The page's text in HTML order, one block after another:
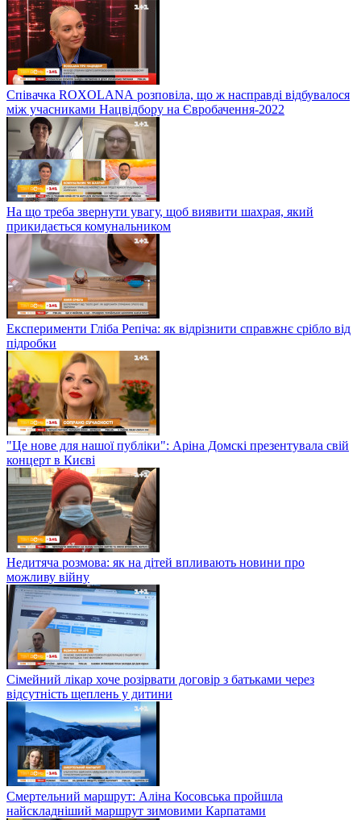
Співачка ROXOLANА розповіла, що ж насправді відбувалося
між учасниками Нацвідбору на Євробачення-2022
На що треба звернути увагу, щоб виявити шахрая, який
прикидається комунальником
Експерименти Гліба Репіча: як відрізнити справжнє срібло від
підробки
"Це нове для нашої публіки": Аріна Домскі презентувала свій
концерт в Києві
Недитяча розмова: як на дітей впливають новини про
можливу війну
Сімейний лікар хоче розірвати договір з батьками через
відсутність щеплень у дитини
Смертельний маршрут: Аліна Косовська пройшла
найскладніший маршрут зимовими Карпатами